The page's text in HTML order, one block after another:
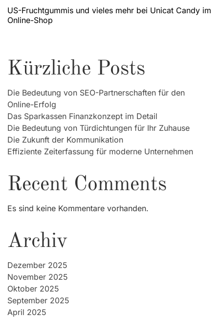
US-Fruchtgummis und vieles mehr bei Unicat Candy im
Online-Shop
Kürzliche Posts
Die Bedeutung von SEO-Partnerschaften für den
Online-Erfolg
Das Sparkassen Finanzkonzept im Detail
Die Bedeutung von Türdichtungen für Ihr Zuhause
Die Zukunft der Kommunikation
Effiziente Zeiterfassung für moderne Unternehmen
Recent Comments
Es sind keine Kommentare vorhanden.
Archiv
Dezember 2025
November 2025
Oktober 2025
September 2025
April 2025